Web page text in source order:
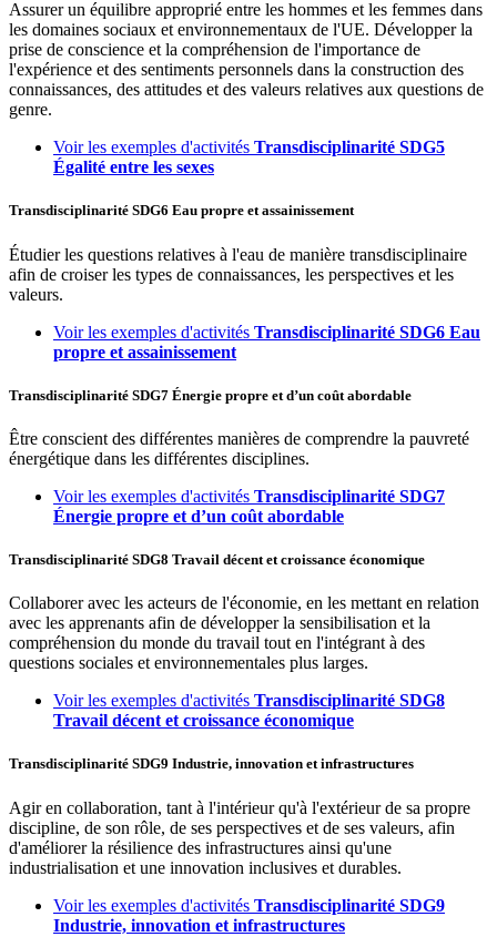
Assurer un équilibre approprié entre les hommes et les femmes dans
les domaines sociaux et environnementaux de l'UE. Développer la
prise de conscience et la compréhension de l'importance de
l'expérience et des sentiments personnels dans la construction des
connaissances, des attitudes et des valeurs relatives aux questions de
genre.
Voir les exemples d'activités Transdisciplinarité SDG5
Égalité entre les sexes
Transdisciplinarité SDG6 Eau propre et assainissement
Étudier les questions relatives à l'eau de manière transdisciplinaire
afin de croiser les types de connaissances, les perspectives et les
valeurs.
Voir les exemples d'activités Transdisciplinarité SDG6 Eau
propre et assainissement
Transdisciplinarité SDG7 Énergie propre et d’un coût abordable
Être conscient des différentes manières de comprendre la pauvreté
énergétique dans les différentes disciplines.
Voir les exemples d'activités Transdisciplinarité SDG7
Énergie propre et d’un coût abordable
Transdisciplinarité SDG8 Travail décent et croissance économique
Collaborer avec les acteurs de l'économie, en les mettant en relation
avec les apprenants afin de développer la sensibilisation et la
compréhension du monde du travail tout en l'intégrant à des
questions sociales et environnementales plus larges.
Voir les exemples d'activités Transdisciplinarité SDG8
Travail décent et croissance économique
Transdisciplinarité SDG9 Industrie, innovation et infrastructures
Agir en collaboration, tant à l'intérieur qu'à l'extérieur de sa propre
discipline, de son rôle, de ses perspectives et de ses valeurs, afin
d'améliorer la résilience des infrastructures ainsi qu'une
industrialisation et une innovation inclusives et durables.
Voir les exemples d'activités Transdisciplinarité SDG9
Industrie, innovation et infrastructures